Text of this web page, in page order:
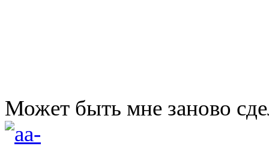
Может быть мне заново